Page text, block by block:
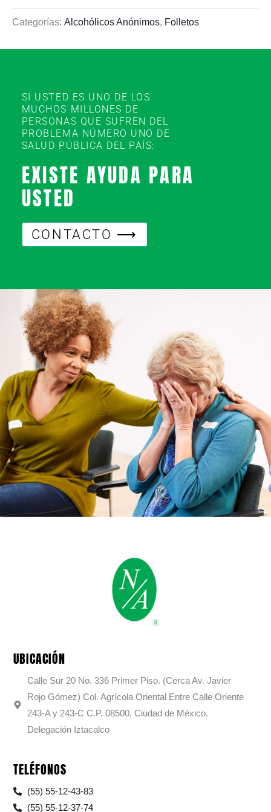
Categorías: Alcohólicos Anónimos, Folletos
SI USTED ES UNO DE LOS
MUCHOS MILLONES DE
PERSONAS QUE SUFREN DEL
PROBLEMA NÚMERO UNO DE
SALUD PÚBLICA DEL PAÍS:
EXISTE AYUDA PARA
USTED
CONTACTO ⟶
UBICACIÓN
Calle Sur 20 No. 336 Primer Piso. (Cerca Av. Javier
Rojo Gómez) Col. Agrícola Oriental Entre Calle Oriente
243-A y 243-C C.P. 08500, Ciudad de México.
Delegación Iztacalco
TELÉFONOS
(55) 55-12-43-83
(55) 55-12-37-74